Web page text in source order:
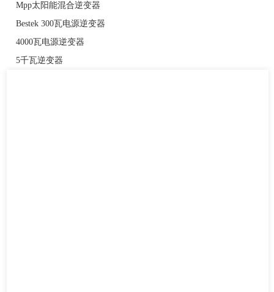
Mpp太阳能混合逆变器
Bestek 300瓦电源逆变器
4000瓦电源逆变器
5千瓦逆变器